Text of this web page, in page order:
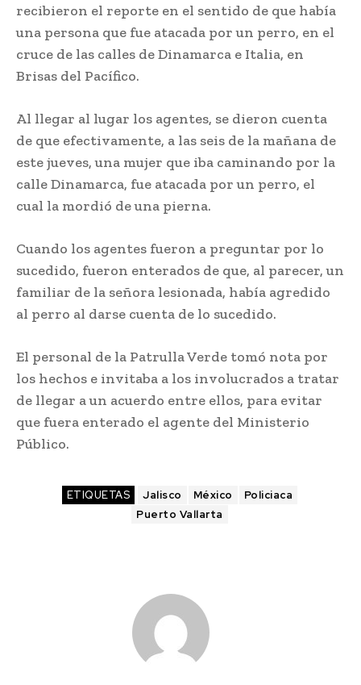
recibieron el reporte en el sentido de que había
una persona que fue atacada por un perro, en el
cruce de las calles de Dinamarca e Italia, en
Brisas del Pacífico.
Al llegar al lugar los agentes, se dieron cuenta
de que efectivamente, a las seis de la mañana de
este jueves, una mujer que iba caminando por la
calle Dinamarca, fue atacada por un perro, el
cual la mordió de una pierna.
Cuando los agentes fueron a preguntar por lo
sucedido, fueron enterados de que, al parecer, un
familiar de la señora lesionada, había agredido
al perro al darse cuenta de lo sucedido.
El personal de la Patrulla Verde tomó nota por
los hechos e invitaba a los involucrados a tratar
de llegar a un acuerdo entre ellos, para evitar
que fuera enterado el agente del Ministerio
Público.
ETIQUETAS Jalisco México
Policiaca
Puerto Vallarta